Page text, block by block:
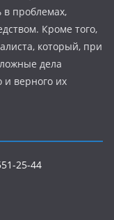
проблемах,
Кроме того,
который, при
дела
и верного их
25-44